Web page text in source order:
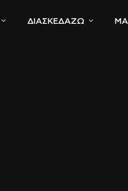
ΔΙΑΣΚΕΔΆΖΩ